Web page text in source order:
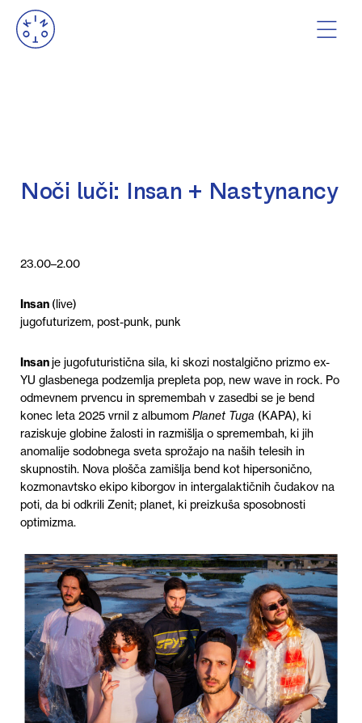
Noči luči: Insan + Nastynancy
23.00–2.00
Insan (live)
jugofuturizem, post-punk, punk
Insanje jugofuturistična sila, ki skozi nostalgično prizmo ex-
YU glasbenega podzemlja prepleta pop, new wave in rock. Po
odmevnem prvencu in spremembah v zasedbi se je bend
konec leta 2025 vrnil z albumom Planet Tuga (KAPA), ki
raziskuje globine žalosti in razmišlja o spremembah, ki jih
anomalije sodobnega sveta sprožajo na naših telesih in
skupnostih. Nova plošča zamišlja bend kot hipersonično,
kozmonavtsko ekipo kiborgov in intergalaktičnih čudakov na
poti, da bi odkrili Zenit; planet, ki preizkuša sposobnosti
optimizma.